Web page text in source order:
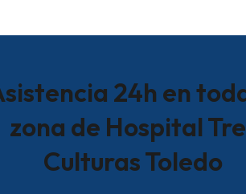
24h en
zona de Hospital
Culturas Toledo